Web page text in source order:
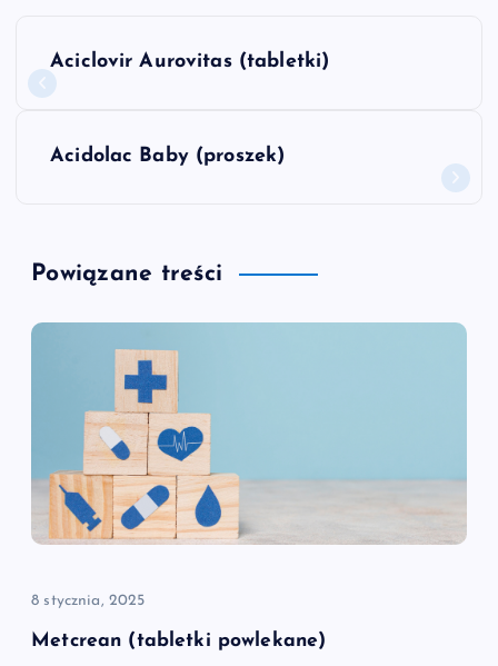
a
g
a
a
w
p
Aciclovir Aurovitas (tabletki)
Acidolac Baby (proszek)
Powiązane treści
8 stycznia, 2025
Metcrean (tabletki powlekane)